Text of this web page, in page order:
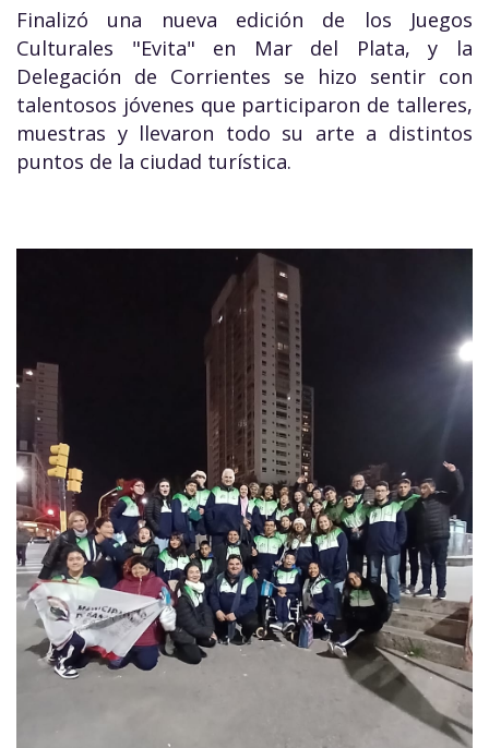
Finalizó una nueva edición de los Juegos
Culturales "Evita" en Mar del Plata, y la
Delegación de Corrientes se hizo sentir con
talentosos jóvenes que participaron de talleres,
muestras y llevaron todo su arte a distintos
puntos de la ciudad turística.